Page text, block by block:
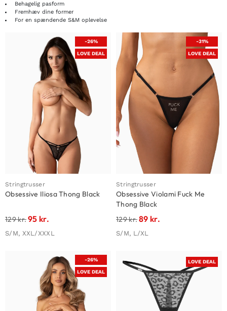
Behagelig pasform
Fremhæv dine former
For en spændende S&M oplevelse
-26%
LOVE DEAL
Stringtrusser
Obsessive Iliosa Thong Black
129kr.95 kr.
S/M, XXL/XXXL
-31%
LOVE DEAL
Stringtrusser
Obsessive Violami Fuck Me
Thong Black
129kr.89 kr.
S/M, L/XL
-26%
LOVE DEAL
LOVE DEAL